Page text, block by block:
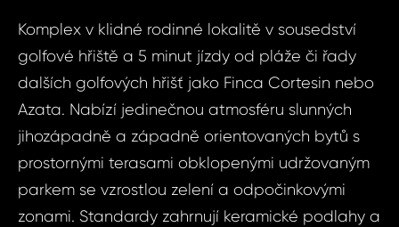
Komplex v klidné rodinné lokalitě v sousedství
golfové hřiště a 5 minut jízdy od pláže či řady
dalších golfových hřišť jako Finca Cortesin nebo
Azata. Nabízí jedinečnou atmosféru slunných
jihozápadně a západně orientovaných bytů s
prostornými terasami obklopenými udržovaným
parkem se vzrostlou zelení a odpočinkovými
zonami. Standardy zahrnují keramické podlahy a